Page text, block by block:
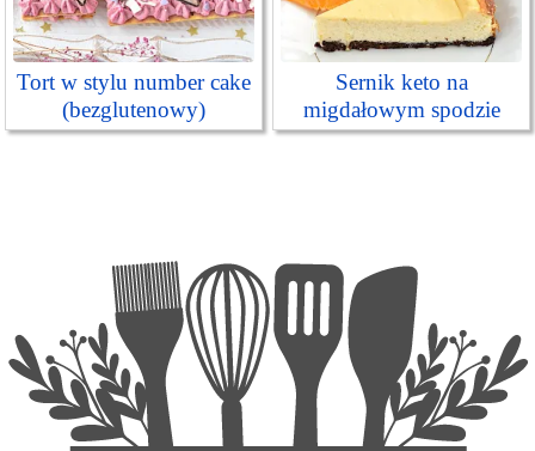
Tort w stylu number cake
(bezglutenowy)
Sernik keto na
migdałowym spodzie